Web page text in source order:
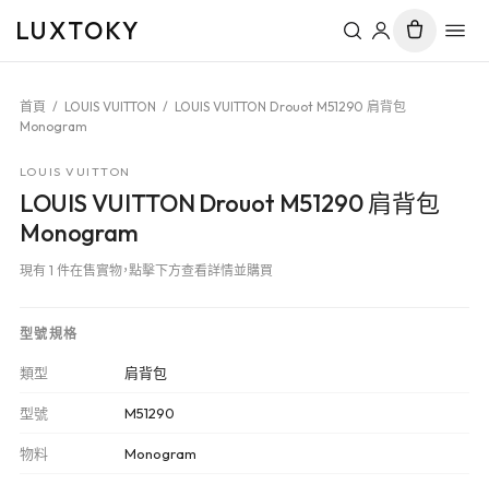
LUXTOKY
首頁 / LOUIS VUITTON / LOUIS VUITTON Drouot M51290 肩背包
Monogram
LOUIS VUITTON
LOUIS VUITTON Drouot M51290 肩背包
Monogram
現有 1 件在售實物，點擊下方查看詳情並購買
型號規格
類型 肩背包
型號 M51290
物料 Monogram